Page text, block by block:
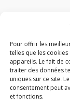
Pour offrir les
telles que les
appareils. Le fait de
traiter des données
uniques sur ce site.
consentement peut
et fonctions.